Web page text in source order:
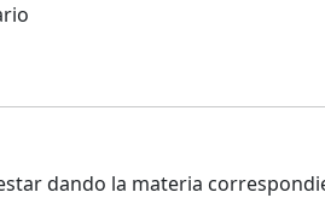
dando la materia